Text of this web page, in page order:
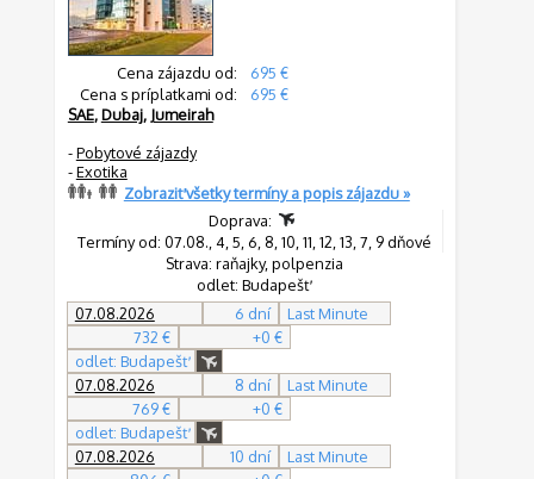
Cena zájazdu od:
695 €
Cena s príplatkami od:
695 €
SAE,Dubaj, Jumeirah
-Pobytové zájazdy
-Exotika
Zobraziť všetky termíny a popis zájazdu »
Doprava:
Termíny od: 07.08., 4, 5, 6, 8, 10, 11, 12, 13, 7, 9 dňové
Strava: raňajky, polpenzia
odlet: Budapešť
07.08.2026
6 dní
Last Minute
732 €
+0 €
odlet: Budapešť
07.08.2026
8 dní
Last Minute
769 €
+0 €
odlet: Budapešť
07.08.2026
10 dní
Last Minute